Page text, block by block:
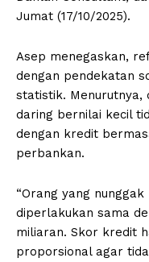
Jumat (17/10/2025).
Asep menegaskan,
dengan pendekatan
statistik. Menurutnya,
daring bernilai kecil
dengan kredit
perbankan.
“Orang yang
diperlakukan sama
miliaran. Skor kredit
proporsional agar